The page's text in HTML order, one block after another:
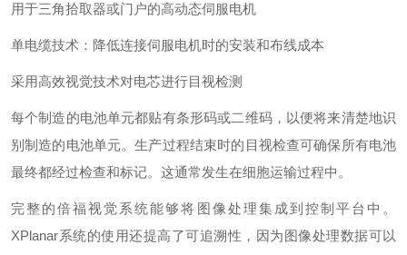
用于三角拾取器或门户的高动态伺服电机
单电缆技术：降低连接伺服电机时的安装和布线成本
采用高效视觉技术对电芯进行目视检测
每个制造的电池单元都贴有条形码或二维码，以便将来清楚地识
别制造的电池单元。生产过程结束时的目视检查可确保所有电池
最终都经过检查和标记。这通常发生在细胞运输过程中。
完整的倍福视觉系统能够将图像处理集成到控制平台中。
XPlanar系统的使用还提高了可追溯性，因为图像处理数据可以